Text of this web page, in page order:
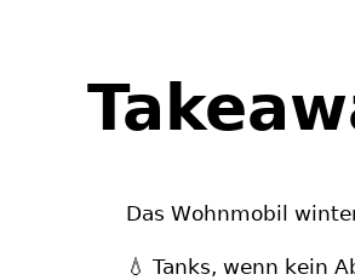
Das Wohnmobil
💧 Tanks, wenn kein